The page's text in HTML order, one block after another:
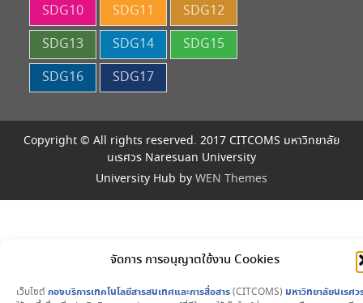
จัดการ การอนุญาตใช้งาน Cookies
เว็บไซต์กองบริการเทคโนโลยีสารสนเทศและการสื่อสาร(CITCOMS) มหาวิทยาลัยนเรศว
SDG10
SDG11
SDG12
SDG13
SDG14
SDG15
SDG16
SDG17
Copyright © All rights reserved. 2017 CITCOMS มหาวิทยาลัย
นเรศวร Naresuan University
University Hub by WEN Themes